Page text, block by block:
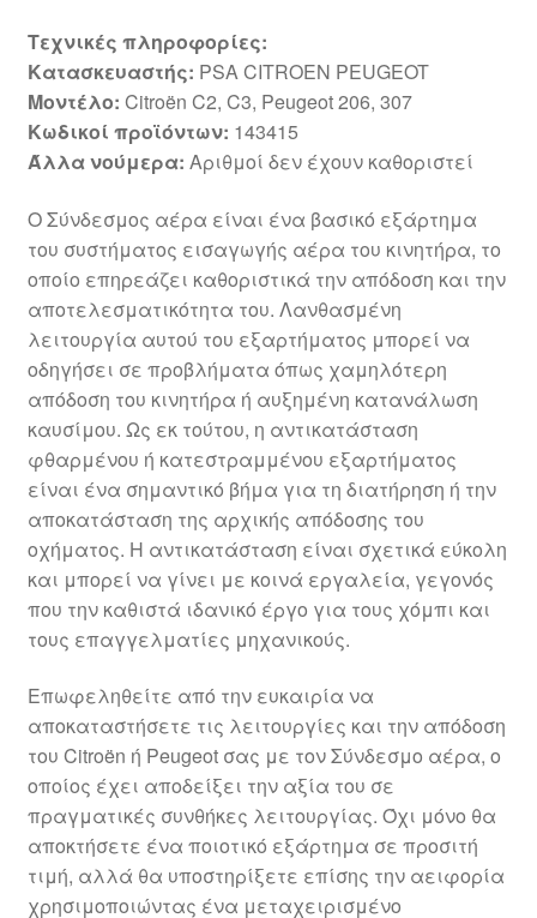
Τεχνικές πληροφορίες:
Κατασκευαστής: PSA CITROEN PEUGEOT
Μοντέλο: Citroën C2, C3, Peugeot 206, 307
Κωδικοί προϊόντων: 143415
Άλλα νούμερα: Αριθμοί δεν έχουν καθοριστεί
Ο Σύνδεσμος αέρα είναι ένα βασικό εξάρτημα
του συστήματος εισαγωγής αέρα του κινητήρα, το
οποίο επηρεάζει καθοριστικά την απόδοση και την
αποτελεσματικότητα του. Λανθασμένη
λειτουργία αυτού του εξαρτήματος μπορεί να
οδηγήσει σε προβλήματα όπως χαμηλότερη
απόδοση του κινητήρα ή αυξημένη κατανάλωση
καυσίμου. Ως εκ τούτου, η αντικατάσταση
φθαρμένου ή κατεστραμμένου εξαρτήματος
είναι ένα σημαντικό βήμα για τη διατήρηση ή την
αποκατάσταση της αρχικής απόδοσης του
οχήματος. Η αντικατάσταση είναι σχετικά εύκολη
και μπορεί να γίνει με κοινά εργαλεία, γεγονός
που την καθιστά ιδανικό έργο για τους χόμπι και
τους επαγγελματίες μηχανικούς.
Επωφεληθείτε από την ευκαιρία να
αποκαταστήσετε τις λειτουργίες και την απόδοση
του Citroën ή Peugeot σας με τον Σύνδεσμο αέρα, ο
οποίος έχει αποδείξει την αξία του σε
πραγματικές συνθήκες λειτουργίας. Όχι μόνο θα
αποκτήσετε ένα ποιοτικό εξάρτημα σε προσιτή
τιμή, αλλά θα υποστηρίξετε επίσης την αειφορία
χρησιμοποιώντας ένα μεταχειρισμένο